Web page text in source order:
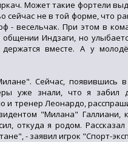
Может такие фортели
сейчас не в той форме, что
- весельчак. При этом в
Индзаги, но
вместе. А у
Сейчас, появившись в
уже знали, что я забил
и тренер Леонардо,
"Милана" Галлиани,
откуда я родом. Рассказал
- заявил игрок "Спорт-